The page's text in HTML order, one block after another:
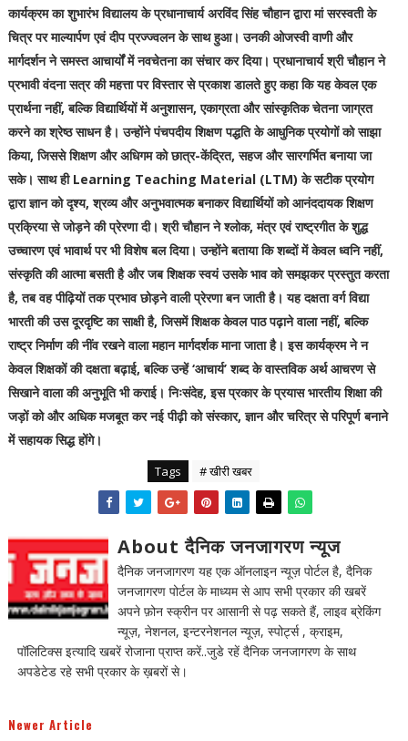
कार्यक्रम का शुभारंभ विद्यालय के प्रधानाचार्य अरविंद सिंह चौहान द्वारा मां सरस्वती के
चित्र पर माल्यार्पण एवं दीप प्रज्ज्वलन के साथ हुआ। उनकी ओजस्वी वाणी और
मार्गदर्शन ने समस्त आचार्यों में नवचेतना का संचार कर दिया। प्रधानाचार्य श्री चौहान ने
प्रभावी वंदना सत्र की महत्ता पर विस्तार से प्रकाश डालते हुए कहा कि यह केवल एक
प्रार्थना नहीं, बल्कि विद्यार्थियों में अनुशासन, एकाग्रता और सांस्कृतिक चेतना जाग्रत
करने का श्रेष्ठ साधन है। उन्होंने पंचपदीय शिक्षण पद्धति के आधुनिक प्रयोगों को साझा
किया, जिससे शिक्षण और अधिगम को छात्र-केंद्रित, सहज और सारगर्भित बनाया जा
सके। साथ ही Learning Teaching Material (LTM) के सटीक प्रयोग
द्वारा ज्ञान को दृश्य, श्रव्य और अनुभवात्मक बनाकर विद्यार्थियों को आनंददायक शिक्षण
प्रक्रिया से जोड़ने की प्रेरणा दी। श्री चौहान ने श्लोक, मंत्र एवं राष्ट्रगीत के शुद्ध
उच्चारण एवं भावार्थ पर भी विशेष बल दिया। उन्होंने बताया कि शब्दों में केवल ध्वनि नहीं,
संस्कृति की आत्मा बसती है और जब शिक्षक स्वयं उसके भाव को समझकर प्रस्तुत करता
है, तब वह पीढ़ियों तक प्रभाव छोड़ने वाली प्रेरणा बन जाती है। यह दक्षता वर्ग विद्या
भारती की उस दूरदृष्टि का साक्षी है, जिसमें शिक्षक केवल पाठ पढ़ाने वाला नहीं, बल्कि
राष्ट्र निर्माण की नींव रखने वाला महान मार्गदर्शक माना जाता है। इस कार्यक्रम ने न
केवल शिक्षकों की दक्षता बढ़ाई, बल्कि उन्हें ‘आचार्य’ शब्द के वास्तविक अर्थ आचरण से
सिखाने वाला की अनुभूति भी कराई। निःसंदेह, इस प्रकार के प्रयास भारतीय शिक्षा की
जड़ों को और अधिक मजबूत कर नई पीढ़ी को संस्कार, ज्ञान और चरित्र से परिपूर्ण बनाने
में सहायक सिद्ध होंगे।
Tags # खीरी खबर
About दैनिक जनजागरण न्यूज
दैनिक जनजागरण यह एक ऑनलाइन न्यूज़ पोर्टल है, दैनिक
जनजागरण पोर्टल के माध्यम से आप सभी प्रकार की खबरें
अपने फ़ोन स्क्रीन पर आसानी से पढ़ सकते हैं, लाइव ब्रेकिंग
न्यूज़, नेशनल, इन्टरनेशनल न्यूज़, स्पोर्ट्स , क्राइम,
पॉलिटिक्स इत्यादि खबरें रोजाना प्राप्त करें..जुडे रहें दैनिक जनजागरण के साथ
अपडेटेड रहे सभी प्रकार के ख़बरों से।
Newer Article